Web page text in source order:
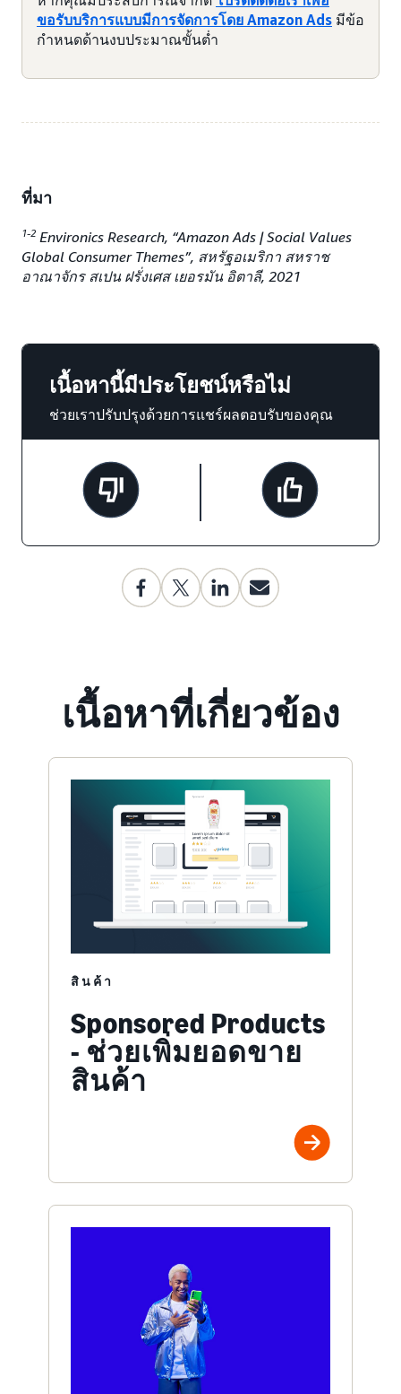
ขอรับบริการแบบมีการจัดการโดย Amazon Ads มีข้อ
กำหนดด้านงบประมาณขั้นต่ำ
ที่มา
1-2 Environics Research, “Amazon Ads | Social Values
Global Consumer Themes”, สหรัฐอเมริกา สหราช
อาณาจักร สเปน ฝรั่งเศส เยอรมัน อิตาลี, 2021
เนื้อหานี้มีประโยชน์หรือไม่
ช่วยเราปรับปรุงด้วยการแชร์ผลตอบรับของคุณ
เนื้อหาที่เกี่ยวข้อง
สินค้า
Sponsored Products
- ช่วยเพิ่มยอดขาย
สินค้า